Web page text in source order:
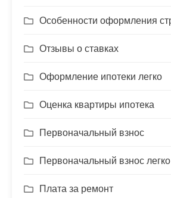
Особенности оформления
Отзывы о ставках
Оформление ипотеки легко
Оценка квартиры ипотека
Первоначальный взнос
Первоначальный взнос легко
Плата за ремонт